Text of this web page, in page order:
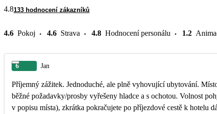
4.8133 hodnocení zákazníků
4.6 Pokoj 4.6 Strava 4.8 Hodnocení personálu 1.2
6 Jan
Příjemný zážitek. Jednoduché, ale plně vyhovující ubytování.
běžné požadavky/prosby vyřešeny hladce a s ochotou. Volnost
v popisu místa), zkrátka pokračujete po příjezdové cestě k hotelu